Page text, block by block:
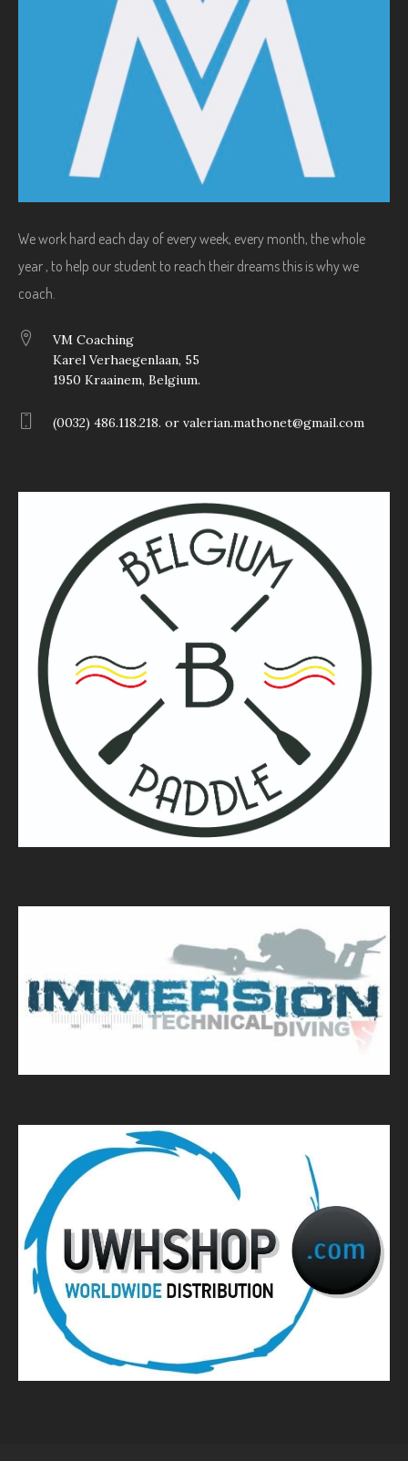
We work hard each day of every week, every month, the whole
year , to help our student to reach their dreams this is why we
coach.
VM Coaching
Karel Verhaegenlaan, 55
1950 Kraainem, Belgium.
(0032) 486.118.218. or valerian.mathonet@gmail.com